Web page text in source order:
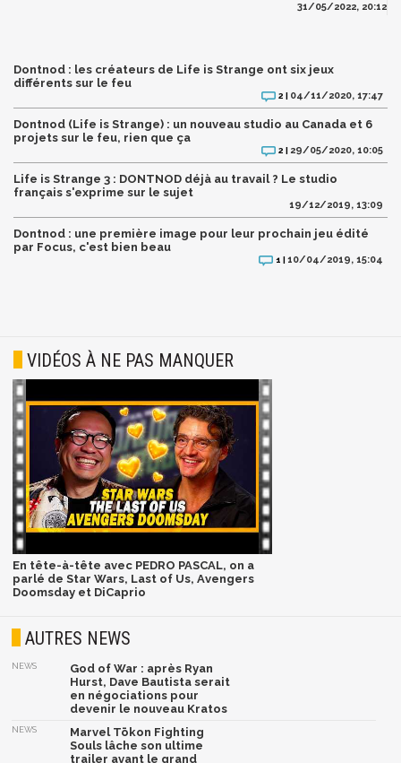
31/05/2022, 20:12
Dontnod : les créateurs de Life is Strange ont six jeux
différents sur le feu
2 | 04/11/2020, 17:47
Dontnod (Life is Strange) : un nouveau studio au Canada et 6
projets sur le feu, rien que ça
2 | 29/05/2020, 10:05
Life is Strange 3 : DONTNOD déjà au travail ? Le studio
français s'exprime sur le sujet
19/12/2019, 13:09
Dontnod : une première image pour leur prochain jeu édité
par Focus, c'est bien beau
1 |10/04/2019, 15:04
VIDÉOS À NE PAS MANQUER
En tête-à-tête avec PEDRO PASCAL, on a
parlé de Star Wars, Last of Us, Avengers
Doomsday et DiCaprio
AUTRES NEWS
NEWS
God of War : après Ryan
Hurst, Dave Bautista serait
en négociations pour
devenir le nouveau Kratos
NEWS
Marvel Tōkon Fighting
Souls lâche son ultime
trailer avant le grand